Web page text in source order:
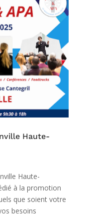
Haute-
Haute-
à la promotion
que soient votre
besoins